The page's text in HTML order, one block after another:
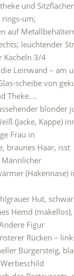
und
rings-um;
auf
leuchtender
Kacheln 3/4
Leinwand – am
scheibe von
Theke. ..
blonder
(Jacke, Kappe)
Frau in
braunes Haar, isst
Männlicher
(Hakennase)
Hut,
Hemd
Figur
Rücken –
Bürgersteig,